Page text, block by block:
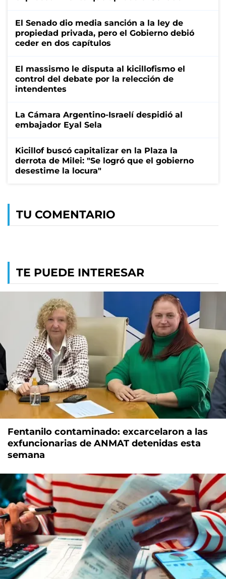
El Senado dio media sanción a la ley de
propiedad privada, pero el Gobierno debió
ceder en dos capítulos
El massismo le disputa al kicillofismo el
control del debate por la relección de
intendentes
La Cámara Argentino-Israelí despidió al
embajador Eyal Sela
Kicillof buscó capitalizar en la Plaza la
derrota de Milei: "Se logró que el gobierno
desestime la locura"
TU COMENTARIO
TE PUEDE INTERESAR
Fentanilo contaminado: excarcelaron a las
exfuncionarias de ANMAT detenidas esta
semana